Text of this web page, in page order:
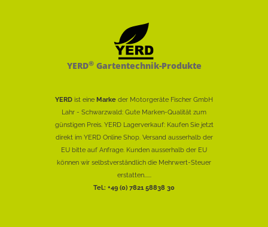
YERD®Gartentechnik-Produkte
YERD ist eine Marke der Motorgeräte Fischer GmbH
Lahr - Schwarzwald: Gute Marken-Qualität zum
günstigen Preis. YERD Lagerverkauf: Kaufen Sie jetzt
direkt im YERD Online Shop. Versand ausserhalb der
EU bitte auf Anfrage. Kunden ausserhalb der EU
können wir selbstverständlich die Mehrwert-Steuer
erstatten......
Tel.: +49 (0) 7821 58838 30